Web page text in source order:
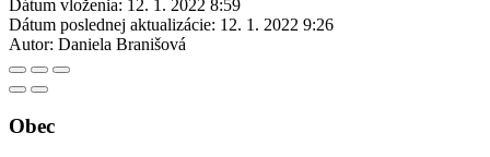
Dátum vloženia: 12. 1. 2022 8:59
Dátum poslednej aktualizácie: 12. 1. 2022 9:26
Autor: Daniela Branišová
Obec